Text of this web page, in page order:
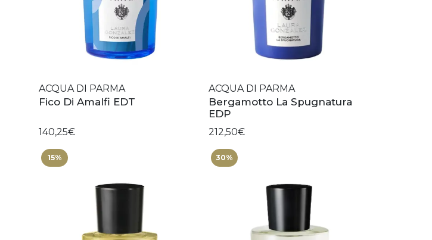
ACQUA DI PARMA
Fico Di Amalfi EDT
140,25€
ACQUA DI PARMA
Bergamotto La Spugnatura
EDP
212,50€
15% 30%